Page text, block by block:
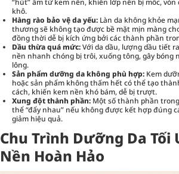
“hút” ẩm từ kem nền, khiến lớp nền bị mốc, vón
khô.
Hàng rào bảo vệ da yếu: Làn da không khỏe
thương sẽ không tạo được bề mặt mịn màng
đồng thời dễ bị kích ứng bởi các thành phần
Dầu thừa quá mức:Với da dầu, lượng dầu tiết
nền nhanh chóng bị trôi, xuống tông, gây bóng
lông.
Sản phẩm dưỡng da không phù hợp: Kem
hoặc sản phẩm không thấm hết có thể tạo
cách, khiến kem nền khó bám, dễ bị trượt.
Xung đột thành phần: Một số thành phần
thể “đẩy nhau” nếu không được kết hợp đúng
giảm hiệu quả.
Chu Trình Dưỡng Da Tối
Nền Hoàn Hảo